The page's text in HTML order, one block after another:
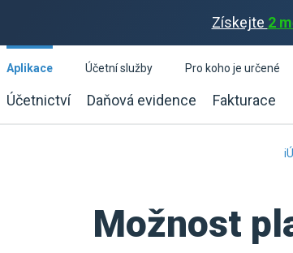
Získejte 2
Aplikace
Účetnictví Daňová evidence Fakturace
Účetní služby
Pro koho je určené
Možnost